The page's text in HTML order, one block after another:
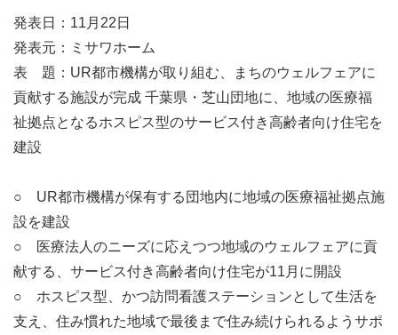
発表日：11月22日
発表元：ミサワホーム
表 題：UR都市機構が取り組む、まちのウェルフェアに
貢献する施設が完成 千葉県・芝山団地に、地域の医療福
祉拠点となるホスピス型のサービス付き高齢者向け住宅を
建設
○ UR都市機構が保有する団地内に地域の医療福祉拠点施
設を建設
○ 医療法人のニーズに応えつつ地域のウェルフェアに貢
献する、サービス付き高齢者向け住宅が11月に開設
○ ホスピス型、かつ訪問看護ステーションとして生活を
支え、住み慣れた地域で最後まで住み続けられるようサポ